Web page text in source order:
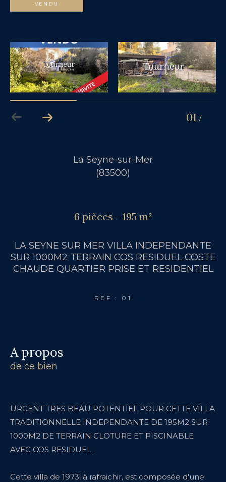
VENDU
01 /
La Seyne-sur-Mer
(83500)
6 pièces - 195 m²
LA SEYNE SUR MER VILLA INDEPENDANTE
SUR 1000M2 TERRAIN COS RESIDUEL COSTE
CHAUDE QUARTIER PRISE ET RESIDENTIEL
REF : 01
a propos
de ce bien
URGENT TRES BEAU POTENTIEL POUR CETTE VILLA
TRADITIONNELLE INDEPENDANTE DE 195M2 SUR
1000M2 DE TERRAIN CLOTURE ET PISCINABLE
AVEC COS RESIDUEL .
Cette villa de 1973, à rafraichir, est composée d'une